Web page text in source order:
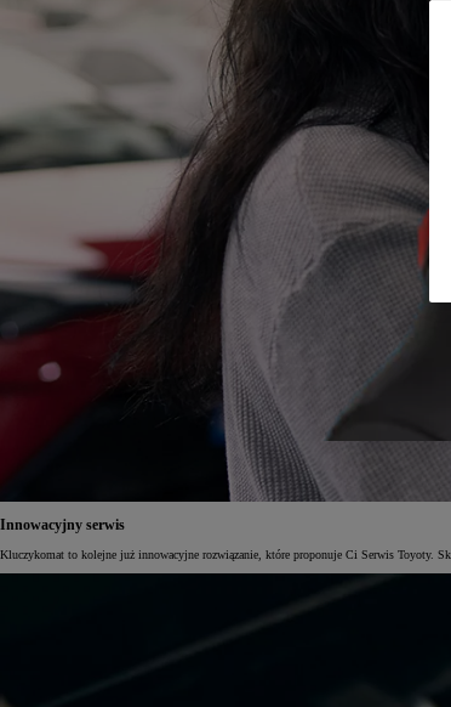
Innowacyjny serwis
Kluczykomat to kolejne już innowacyjne rozwiązanie, które proponuje Ci Serwis Toyoty.